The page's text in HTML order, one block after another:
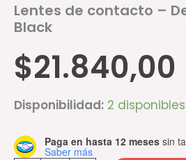
Lentes de contacto –
Black
$21.840,00
Disponibilidad: 2 disponibles
Paga en hasta 12 meses sin
Saber más